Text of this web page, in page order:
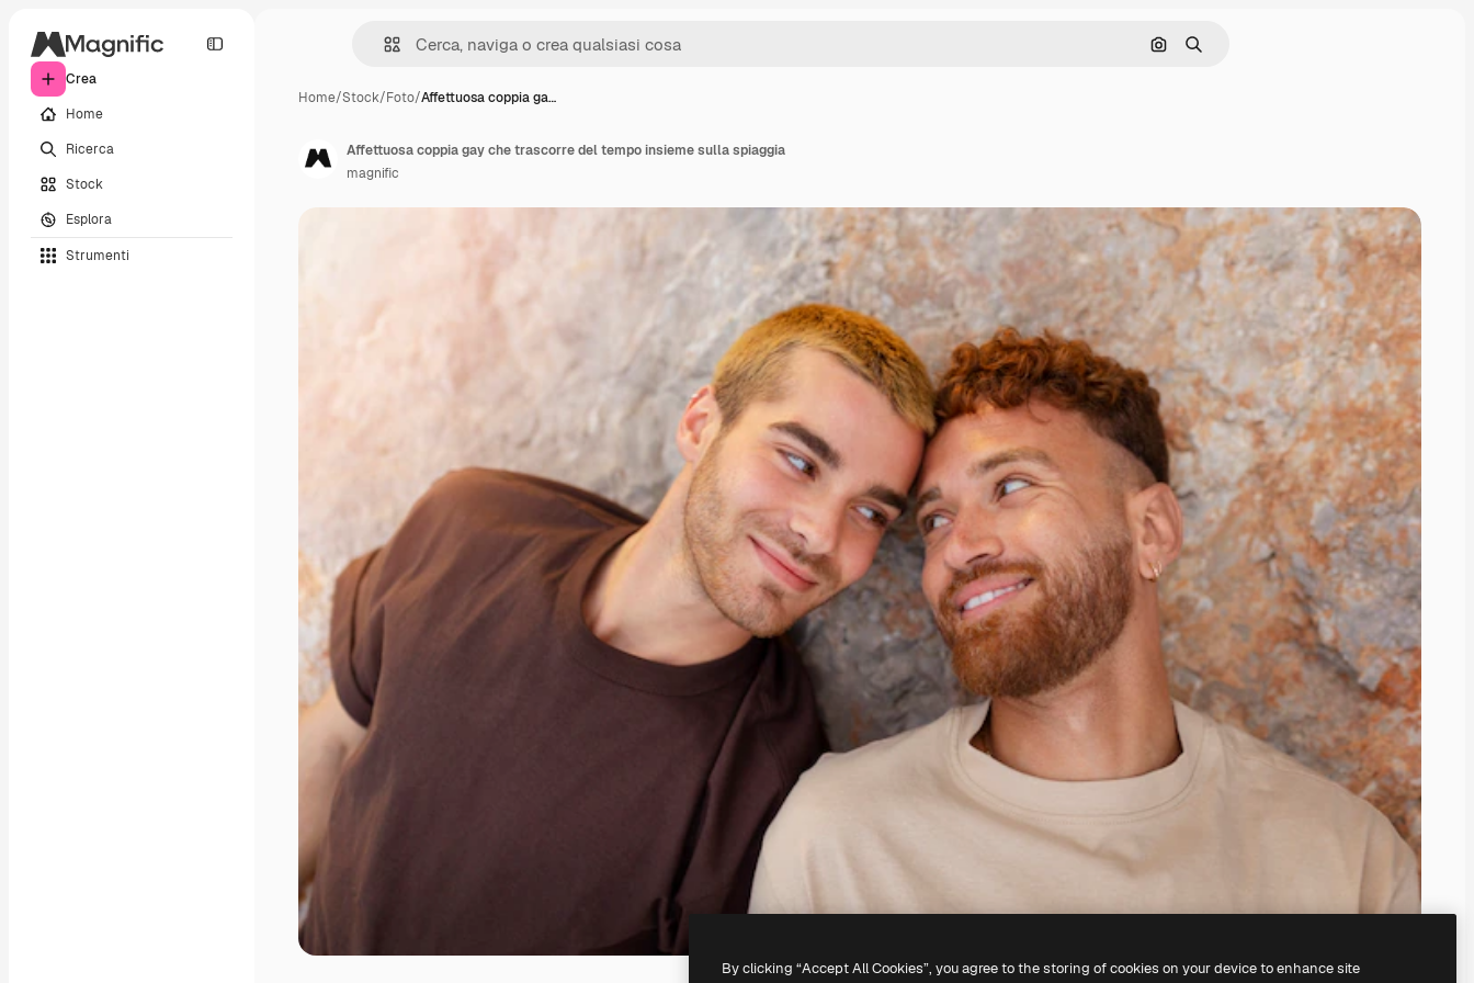
Crea
Home
Ricerca
Stock
Esplora
Strumenti
Cerca per immagine
Ricerca
Home/Stock/Foto/Affettuosa coppia ga…
Affettuosa coppia gay che trascorre del tempo insieme sulla spiaggia
magnific
By clicking “Accept All Cookies”, you agree to the storing of cookies on your device to enhance site